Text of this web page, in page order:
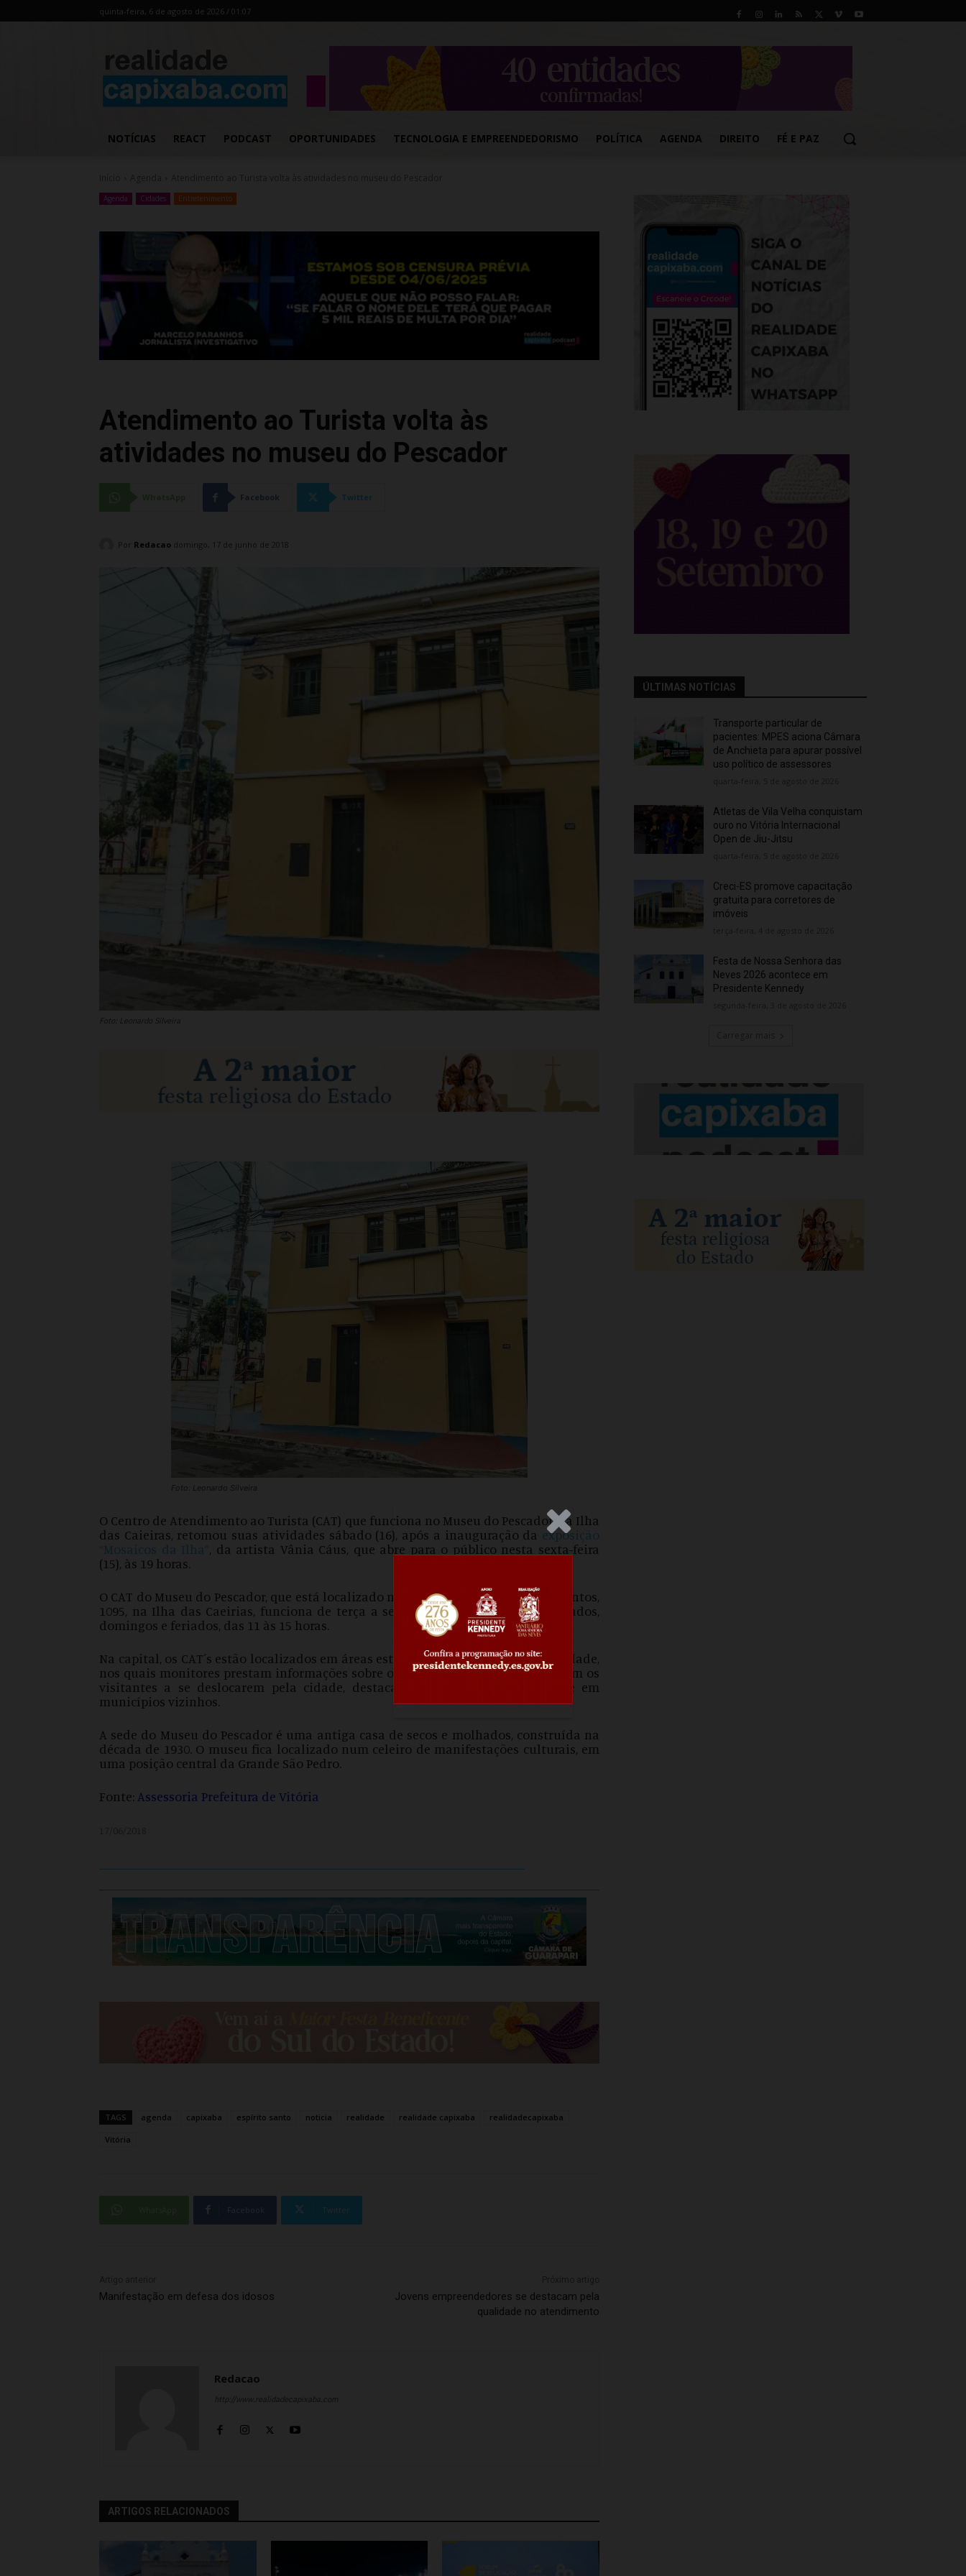
.Anúncio
quinta-feira, 6 de agosto de 2026 / 01:07
NOTÍCIAS REACT PODCAST OPORTUNIDADES TECNOLOGIA E EMPREENDEDORISMO POLÍTICA AGENDA DIREITO FÉ E PAZ
Agenda Cidades Entretenimento
Atendimento ao Turista volta às
atividades no museu do Pescador
Facebook Twitter
Por Redacao domingo, 17 de junho de 2018
Foto: Leonardo Silveira
Foto: Leonardo Silveira
O Centro de Atendimento ao Turista (CAT) que funciona no Museu do Pescador, na Ilha
das Caieiras, retomou suas atividades sábado (16), após a inauguração da exposição
“Mosaicos da Ilha” , da artista Vânia Cáus, que abre para o público nesta sexta-feira
(15), às 19 horas.
O CAT do Museu do Pescador, que está localizado na rua Felicidade Correa dos Santos,
1095, na Ilha das Caeirias, funciona de terça a sexta, das 13 às 17 horas, e sábados,
domingos e feriados, das 11 às 15 horas.
Na capital, os CAT´s estão localizados em áreas estratégicas para o turismo da cidade,
nos quais monitores prestam informações sobre os atrativos turísticos e orientam os
visitantes a se deslocarem pela cidade, destacando as belezas da capital, e em
municípios vizinhos.
A sede do Museu do Pescador é uma antiga casa de secos e molhados, construída na
década de 1930. O museu fica localizado num celeiro de manifestações culturais, em
uma posição central da Grande São Pedro.
Fonte: Assessoria Prefeitura de Vitória
TAGS agenda capixaba espírito santo noticia realidade realidade capixaba realidadecapixaba
Vitória
Facebook Twitter
Manifestação em defesa dos idosos
Jovens empreendedores se destacam pela
qualidade no atendimento
Redacao
http://www.realidadecapixaba.com
ARTIGOS RELACIONADOS
ÚLTIMAS NOTÍCIAS
Transporte particular de
pacientes: MPES aciona Câmara
de Anchieta para apurar possível
uso político de assessores
Atletas de Vila Velha conquistam
ouro no Vitória Internacional
Open de Jiu-Jitsu
Creci-ES promove capacitação
gratuita para corretores de
imóveis
Festa de Nossa Senhora das
Neves 2026 acontece em
Presidente Kennedy